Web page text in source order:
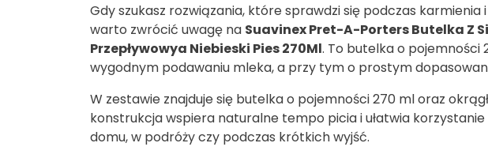
Gdy szukasz rozwiązania, które sprawdzi się podczas
warto zwrócić uwagę na Suavinex Pret-A-Porters Butelka Z
Przepływowya Niebieski Pies 270Ml. To butelka o pojemności
wygodnym podawaniu mleka, a przy tym o prostym
W zestawie znajduje się butelka o pojemności 270 ml oraz
konstrukcja wspiera naturalne tempo picia i ułatwia
domu, w podróży czy podczas krótkich wyjść.